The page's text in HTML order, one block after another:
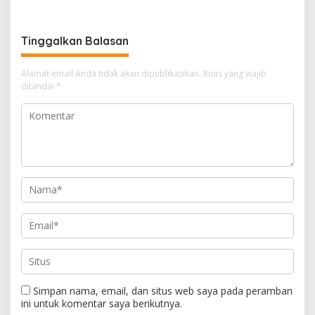
Tinggalkan Balasan
Alamat email Anda tidak akan dipublikasikan. Ruas yang wajib
ditandai *
Simpan nama, email, dan situs web saya pada peramban
ini untuk komentar saya berikutnya.